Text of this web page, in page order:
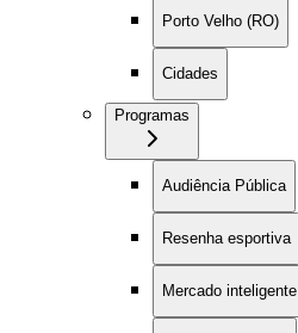
Porto Velho (RO)
Cidades
Programas
Audiência Pública
Resenha esportiva
Mercado inteligente